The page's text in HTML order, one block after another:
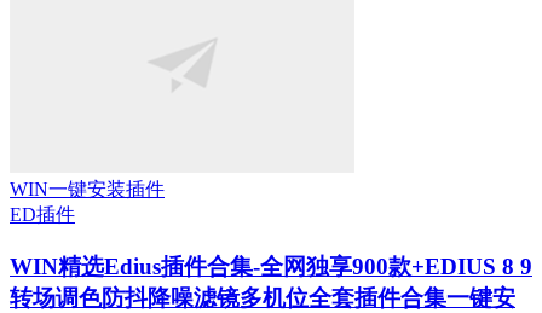
WIN一键安装插件
ED插件
WIN精选Edius插件合集-全网独享900款+EDIUS 8 9
转场调色防抖降噪滤镜多机位全套插件合集一键安